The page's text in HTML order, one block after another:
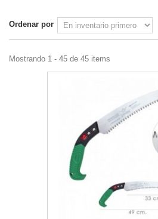
Ordenar por
Mostrando 1 - 45 de 45 items